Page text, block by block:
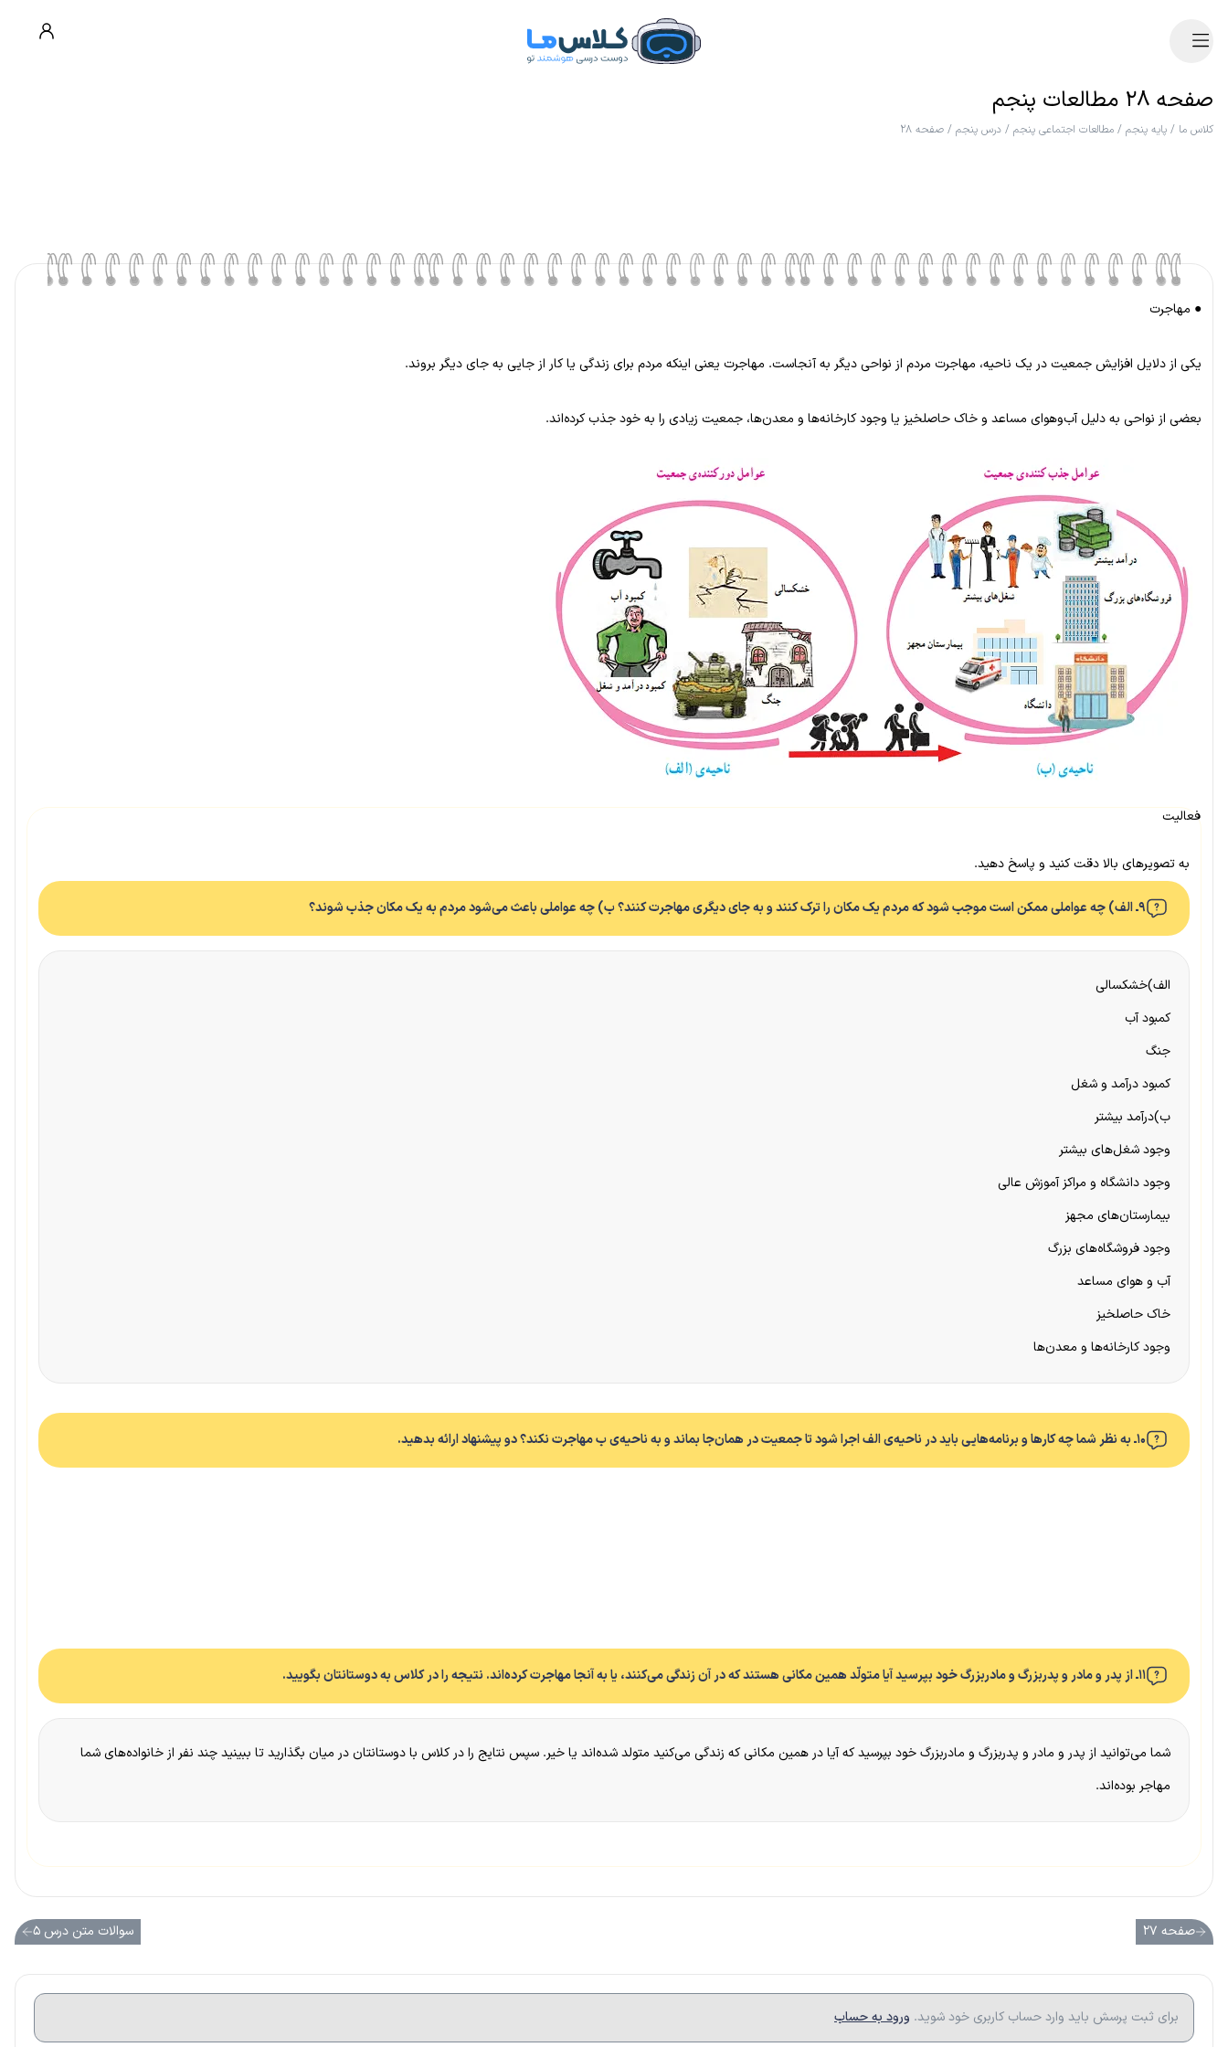
صفحه ۲۸ مطالعات پنجم
کلاس ما / پایه پنجم / مطالعات اجتماعی پنجم / درس پنجم / صفحه ۲۸
● مهاجرت
یکی از دلایل افزایش جمعیت در یک ناحیه، مهاجرت مردم از نواحی دیگر به آنجاست. مهاجرت یعنی اینکه مردم برای زندگی یا کار از جایی به جای دیگر بروند.
بعضی از نواحی به دلیل آب‌وهوای مساعد و خاک حاصلخیز یا وجود کارخانه‌ها و معدن‌ها، جمعیت زیادی را به خود جذب کرده‌اند.
فعالیت
به تصویرهای بالا دقت کنید و پاسخ دهید.
۹ـ الف) چه عواملی ممکن است موجب شود که مردم یک مکان را ترک کنند و به جای دیگری مهاجرت کنند؟ ب) چه عواملی باعث می‌شود مردم به یک مکان جذب شوند؟
الف)خشکسالی
کمبود آب
جنگ
کمبود درآمد و شغل
ب)درآمد بیشتر
وجود شغل‌های بیشتر
وجود دانشگاه و مراکز آموزش عالی
بیمارستان‌های مجهز
وجود فروشگاه‌های بزرگ
آب و هوای مساعد
خاک حاصلخیز
وجود کارخانه‌ها و معدن‌ها
۱۰ـ به نظر شما چه کارها و برنامه‌هایی باید در ناحیه‌ی الف اجرا شود تا جمعیت در همان‌جا بماند و به ناحیه‌ی ب مهاجرت نکند؟ دو پیشنهاد ارائه بدهید.
۱۱ـ از پدر و مادر و پدربزرگ و مادربزرگ خود بپرسید آیا متولّد همین مکانی هستند که در آن زندگی می‌کنند، یا به آنجا مهاجرت کرده‌اند. نتیجه را در کلاس به دوستانتان بگویید.
شما می‌توانید از پدر و مادر و پدربزرگ و مادربزرگ خود بپرسید که آیا در همین مکانی که زندگی می‌کنید متولد شده‌اند یا خیر. سپس نتایج را در کلاس با دوستانتان در میان بگذارید تا ببینید چند نفر از خانواده‌های شما
مهاجر بوده‌اند.
صفحه ۲۷ سوالات متن درس ۵
برای ثبت پرسش باید وارد حساب کاربری خود شوید. ورود به حساب